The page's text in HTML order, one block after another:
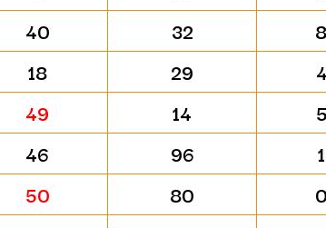
40 32
18 29
49 14
46 96
50 80